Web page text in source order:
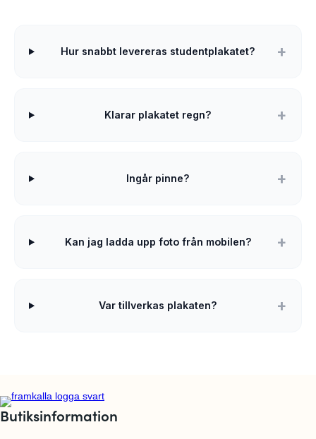
Hur snabbt levereras studentplakatet?
Klarar plakatet regn?
Ingår pinne?
Kan jag ladda upp foto från mobilen?
Var tillverkas plakaten?
Butiksinformation